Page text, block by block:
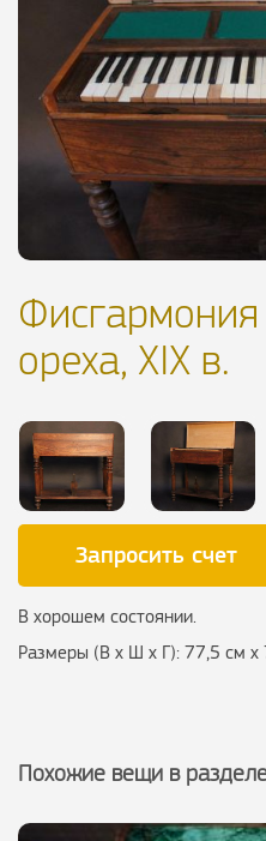
ореха, XIX в.
Запросить счет
В хорошем состоянии.
Размеры (В х Ш х Г): 77,5 см х
Похожие вещи в